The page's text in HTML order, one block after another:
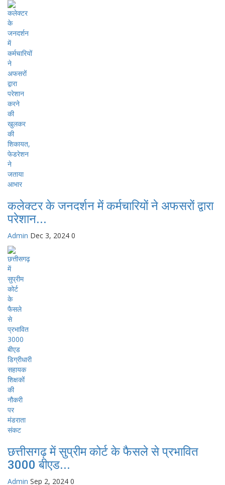
कलेक्टर के जनदर्शन में कर्मचारियों ने अफसरों द्वारा
परेशान...
Admin Dec 3, 2024 0
छत्तीसगढ़ में सुप्रीम कोर्ट के फैसले से प्रभावित
3000 बीएड...
Admin Sep 2, 2024 0